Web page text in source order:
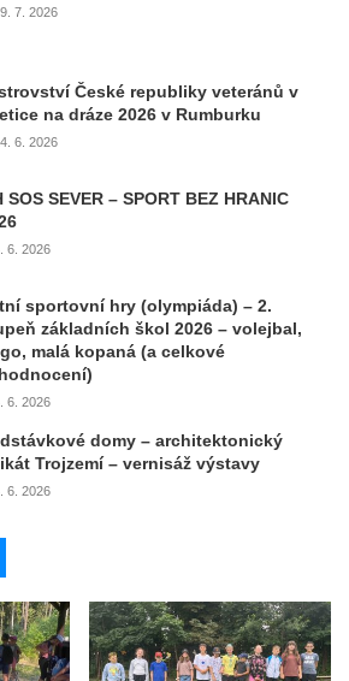
7. 2026
České republiky veteránů v
na dráze 2026 v Rumburku
6. 2026
SOS SEVER – SPORT BEZ HRANIC
6. 2026
sportovní hry (olympiáda) – 2.
základních škol 2026 – volejbal,
malá kopaná (a celkové
6. 2026
domy – architektonický
Trojzemí – vernisáž výstavy
6. 2026